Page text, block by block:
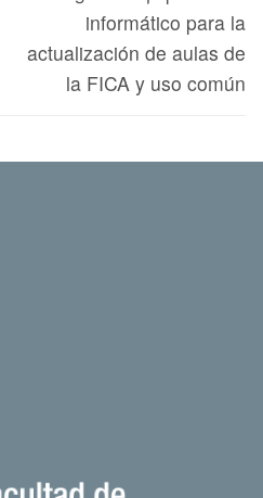
informático para la
actualización de aulas de
la FICA y uso común